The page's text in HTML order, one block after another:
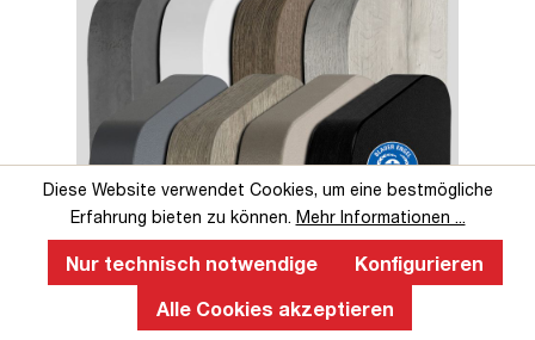
Perfekte Ergonomie an einem
höhenverstellbaren Schreibtisch
Ein ergonomischer, höhenverstellbarer Schreibtisch fördert
Diese Website verwendet Cookies, um eine bestmögliche
Erfahrung bieten zu können. Mehr Informationen ...
Nur technisch notwendige
Konfigurieren
Alle Cookies akzeptieren